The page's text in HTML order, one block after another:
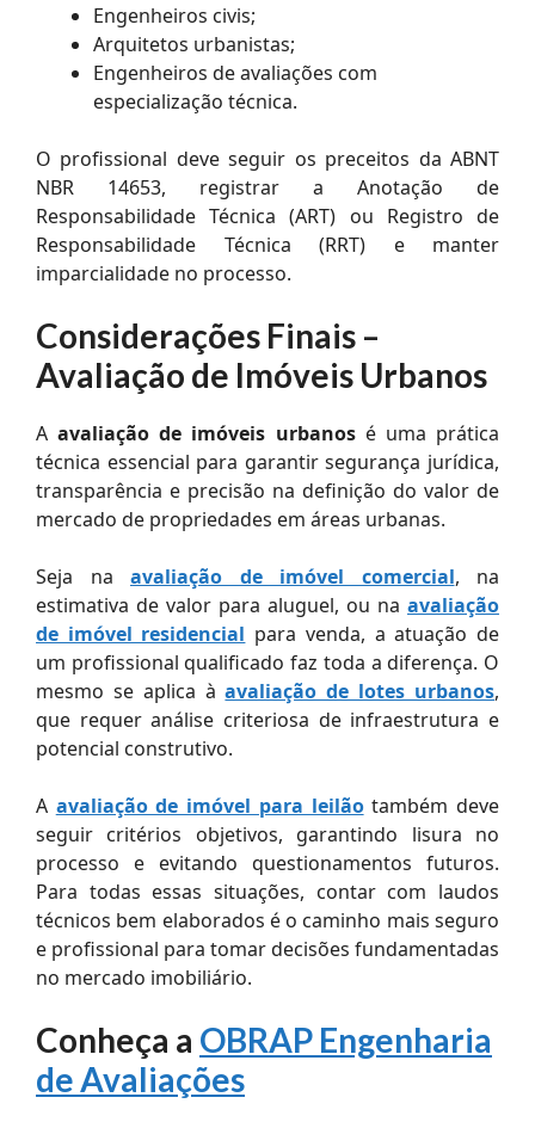
Engenheiros civis;
Arquitetos urbanistas;
Engenheiros de avaliações com
especialização técnica.
O profissional deve seguir os preceitos da ABNT
NBR 14653, registrar a Anotação de
Responsabilidade Técnica (ART) ou Registro de
Responsabilidade Técnica (RRT) e manter
imparcialidade no processo.
Considerações Finais –
Avaliação de Imóveis Urbanos
Aavaliação de imóveis urbanosé uma prática
técnica essencial para garantir segurança jurídica,
transparência e precisão na definição do valor de
mercado de propriedades em áreas urbanas.
Seja na avaliação de imóvel comercial, na
estimativa de valor para aluguel, ou na avaliação
de imóvel residencial para venda, a atuação de
um profissional qualificado faz toda a diferença. O
mesmo se aplica àavaliação de lotes urbanos,
que requer análise criteriosa de infraestrutura e
potencial construtivo.
A avaliação de imóvel para leilãotambém deve
seguir critérios objetivos, garantindo lisura no
processo e evitando questionamentos futuros.
Para todas essas situações, contar com laudos
técnicos bem elaborados é o caminho mais seguro
e profissional para tomar decisões fundamentadas
no mercado imobiliário.
Conheça a OBRAP Engenharia
de Avaliações